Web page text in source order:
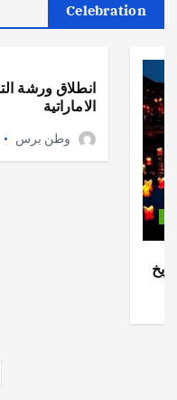
Celebration
انطلاق ورشة
الاماراتية
وطن برس